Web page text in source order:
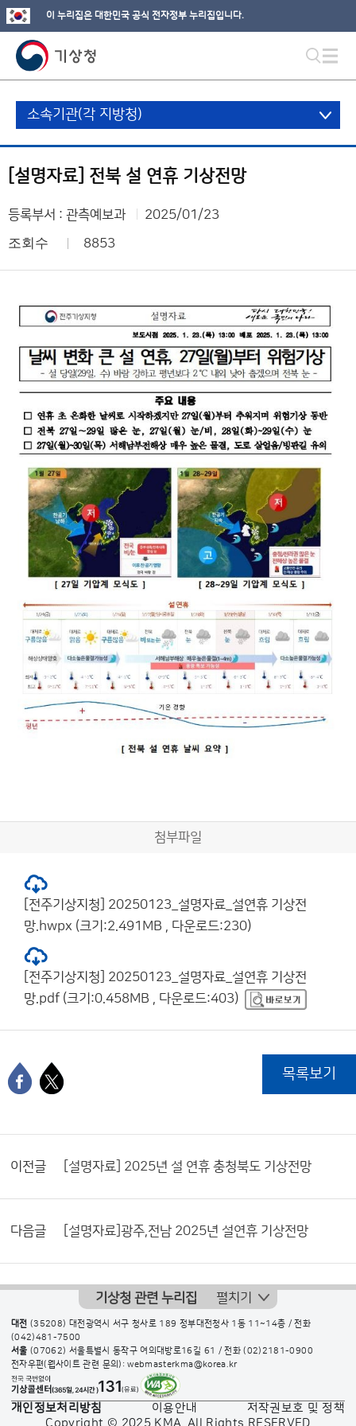
이 누리집은 대한민국 공식 전자정부 누리집입니다.
소속기관(각 지방청)
[설명자료] 전북 설 연휴 기상전망
등록부서 : 관측예보과 2025/01/23
조회수 8853
첨부파일
[전주기상지청] 20250123_설명자료_설연휴 기상전
망.hwpx (크기:2.491MB , 다운로드:230)
[전주기상지청] 20250123_설명자료_설연휴 기상전
망.pdf (크기:0.458MB , 다운로드:403)
목록보기
이전글 [설명자료] 2025년 설 연휴 충청북도 기상전망
다음글 [설명자료]광주,전남 2025년 설연휴 기상전망
기상청 관련 누리집 펼치기
대전 (35208) 대전광역시 서구 청사로 189 정부대전청사 1동 11~14층 / 전화
(042)481-7500
서울 (07062) 서울특별시 동작구 여의대방로16길 61 / 전화(02)2181-0900
전자우편(웹사이트 관련 문의): webmasterkma@korea.kr
개인정보처리방침 이용안내
저작권보호 및 정책
Copyright © 2025 KMA. All Rights RESERVED